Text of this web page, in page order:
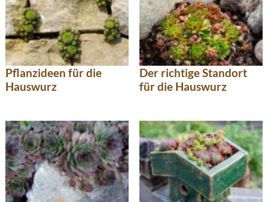
Pflanzideen für die
Hauswurz
Der richtige Standort
für die Hauswurz